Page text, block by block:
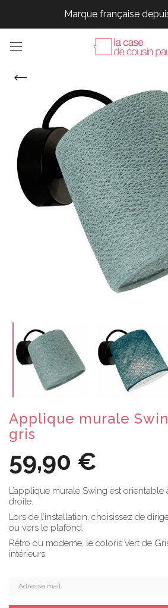
Marque française
Marque française
Marque française
Applique murale
gris
59,90 €
L’applique murale Swing est orientable
droite.
Lors de l’installation, choisissez de
ou vers le plafond.
Rétro ou moderne, le coloris Vert de
intérieurs.